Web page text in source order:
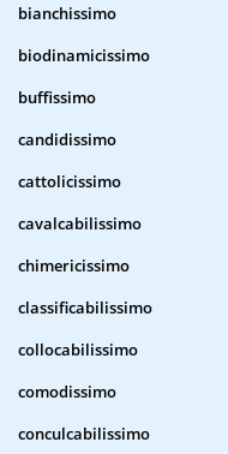
bianchissimo
biodinamicissimo
buffissimo
candidissimo
cattolicissimo
cavalcabilissimo
chimericissimo
classificabilissimo
collocabilissimo
comodissimo
conculcabilissimo